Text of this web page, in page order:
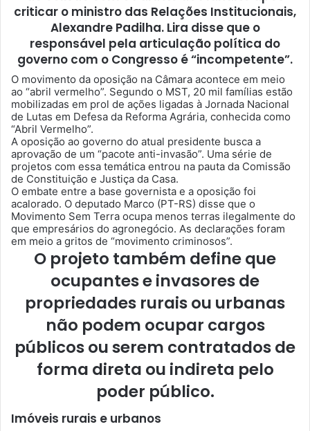
criticar o ministro das Relações Institucionais,
Alexandre Padilha. Lira disse que o
responsável pela articulação política do
governo com o Congresso é “incompetente”.
O movimento da oposição na Câmara acontece em meio
ao “abril vermelho”. Segundo o MST, 20 mil famílias estão
mobilizadas em prol de ações ligadas à Jornada Nacional
de Lutas em Defesa da Reforma Agrária, conhecida como
“Abril Vermelho”.
A oposição ao governo do atual presidente busca a
aprovação de um “pacote anti-invasão”. Uma série de
projetos com essa temática entrou na pauta da Comissão
de Constituição e Justiça da Casa.
O embate entre a base governista e a oposição foi
acalorado. O deputado Marco (PT-RS) disse que o
Movimento Sem Terra ocupa menos terras ilegalmente do
que empresários do agronegócio. As declarações foram
em meio a gritos de “movimento criminosos”.
O projeto também define que
ocupantes e invasores de
propriedades rurais ou urbanas
não podem ocupar cargos
públicos ou serem contratados de
forma direta ou indireta pelo
poder público.
Imóveis rurais e urbanos